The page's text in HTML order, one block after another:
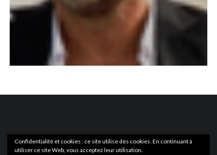
Confidentialité et cookies : ce site utilise des cookies. En continuant à
utiliser ce site Web, vous acceptez leur utilisation.